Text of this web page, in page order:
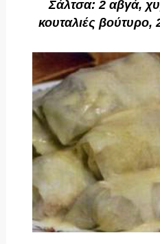
Σάλτσα: 2 αβγά,
κουταλιές βούτυρο,